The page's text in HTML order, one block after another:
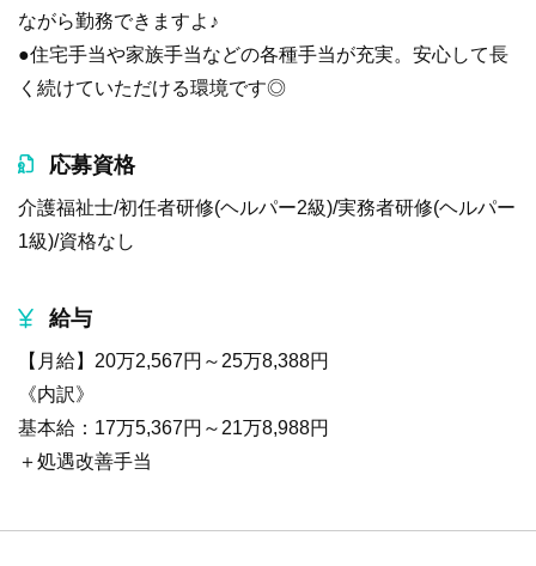
ながら勤務できますよ♪
●住宅手当や家族手当などの各種手当が充実。安心して長
く続けていただける環境です◎
応募資格
介護福祉士/初任者研修(ヘルパー2級)/実務者研修(ヘルパー
1級)/資格なし
給与
【月給】20万2,567円～25万8,388円
《内訳》
基本給：17万5,367円～21万8,988円
＋処遇改善手当